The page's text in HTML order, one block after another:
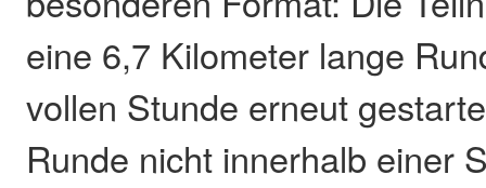
eine 6,7 Kilometer lange
vollen Stunde erneut
Runde nicht innerhalb einer